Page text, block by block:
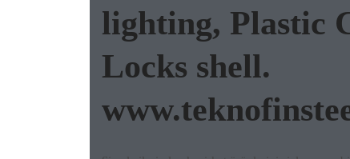
lighting, Plastic
Locks shell.